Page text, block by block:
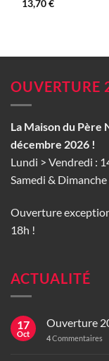
13,70€
OUVERTURE
La Maison du Père
décembre 2026 !
Lundi > Vendredi :
Samedi &
Ouverture
18h !
ACTUALITÉ
17
Oct
Ouverture
4Commentaires